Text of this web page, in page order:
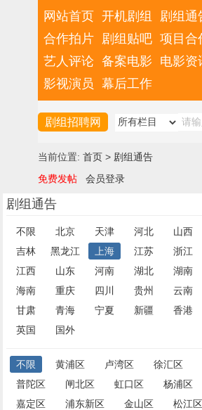
网站首页 开机剧组 剧组通
合作拍片 剧组贴吧 项目合
艺人评论 备案电影 电影资
影视演员
幕后工作
剧组招聘网
当前位置: 首页 > 剧组通告
免费发帖
会员登录
剧组通告
不限 北京 天津 河北 山西
吉林
黑龙江 上海 江苏 浙江
江西
山东 河南 湖北 湖南
海南
重庆 四川 贵州 云南
甘肃
青海 宁夏 新疆 香港
英国
国外
不限 黄浦区 卢湾区 徐汇区
普陀区
闸北区 虹口区 杨浦区
嘉定区
浦东新区 金山区 松江区